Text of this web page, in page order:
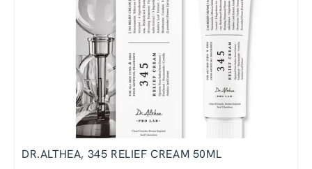
DR.ALTHEA, 345 RELIEF CREAM 50ML